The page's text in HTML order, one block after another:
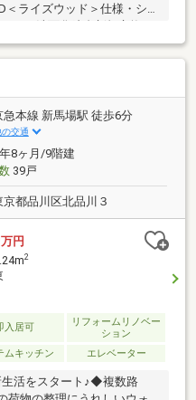
＜ライズウッド＞仕様・シス
ス貼替え等■地震の揺れを
構造」採用マンション！逆
で窓は大きく開放感があり
高める二重サッシ・床暖房
ます。■4階部分・南向きの
■JR横須賀線「武蔵小杉」
い物・お出かけに便利で
急本線 新馬場駅 徒歩6分
の交通
8ヶ月/9階建
39戸
京都品川区北品川３
万円
2
入居可
リフォームリノベー
ション
ムキッチン エレベーター
活をスタート♪◆複数路